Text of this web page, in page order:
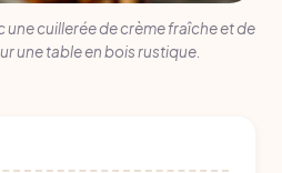
cuillerée de crème fraîche et de
une table en bois rustique.